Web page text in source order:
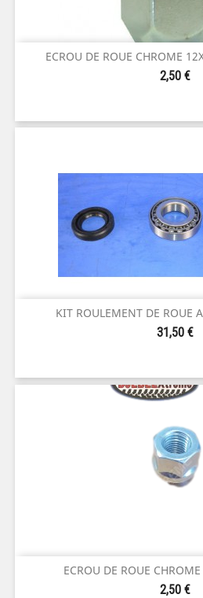
ECROU DE ROUE CHROME
Prix
2,50 €
KIT ROULEMENT DE ROUE
Prix
31,50 €
ECROU DE ROUE
Prix
2,50 €